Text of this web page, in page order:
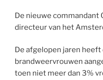
De nieuwe commandant
directeur van het
De afgelopen jaren
brandweervrouwen
toen niet meer dan 3%